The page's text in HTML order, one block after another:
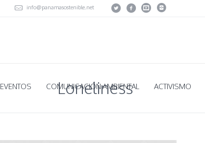
info@panamasostenible.net
EVENTOS COMUNICACIÓN AMBIENTAL ACTIVISMO
Loneliness